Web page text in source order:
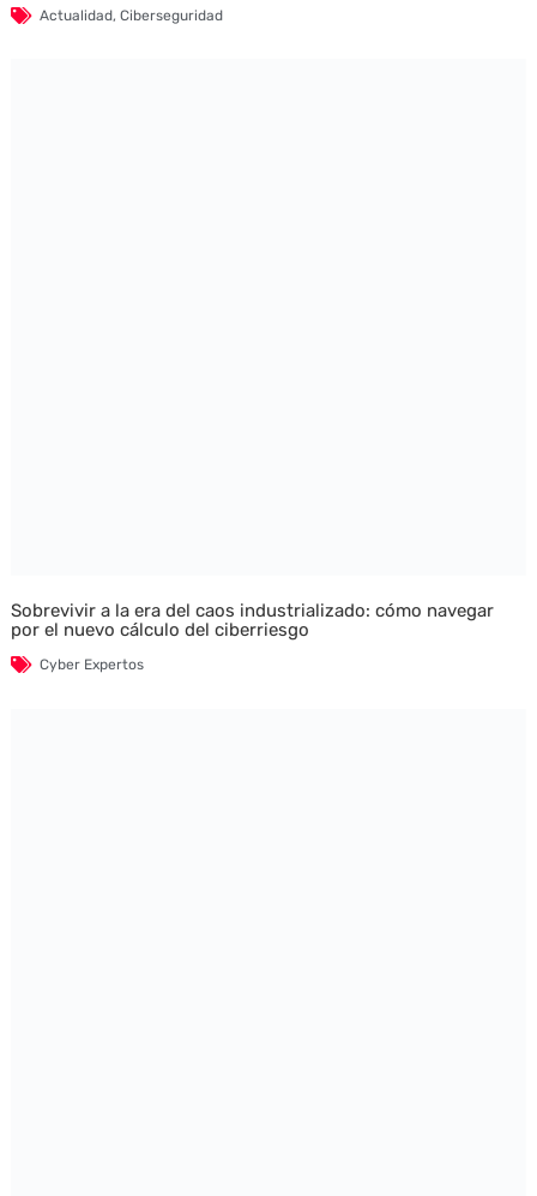
Actualidad, Ciberseguridad
Sobrevivir a la era del caos industrializado: cómo navegar
por el nuevo cálculo del ciberriesgo
Cyber Expertos